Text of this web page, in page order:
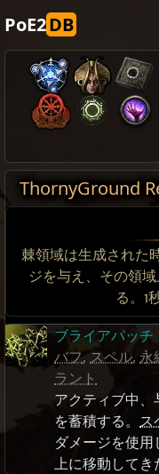
PoE2DB
ThornyGround
棘領域は生成された
ジを与え、その領
る。1
ブライアパッチ
バフ,スペル, 永
ラント
アクティブ中、
を蓄積する。 ス
ダメージを使用
上に移動してき